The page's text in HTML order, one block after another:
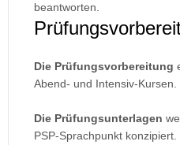
beantworten.
Die Prüfungsvorbereitung
Abend- und Intensiv-Kursen.
Die Prüfungsunterlagen
PSP-Sprachpunkt konzipiert.